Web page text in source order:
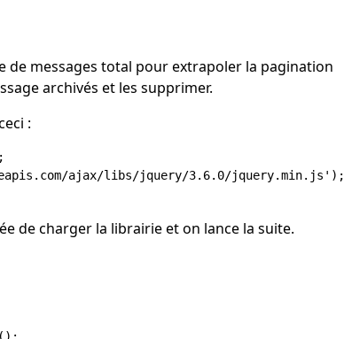
de messages total pour extrapoler la pagination
archivés et les supprimer.
:
ajax/libs/jquery/3.6.0/jquery.min.js');
de charger la librairie et on lance la suite.